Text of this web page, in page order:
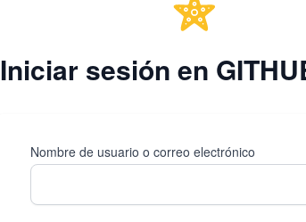
Iniciar sesión en
Nombre de usuario o correo electrónico